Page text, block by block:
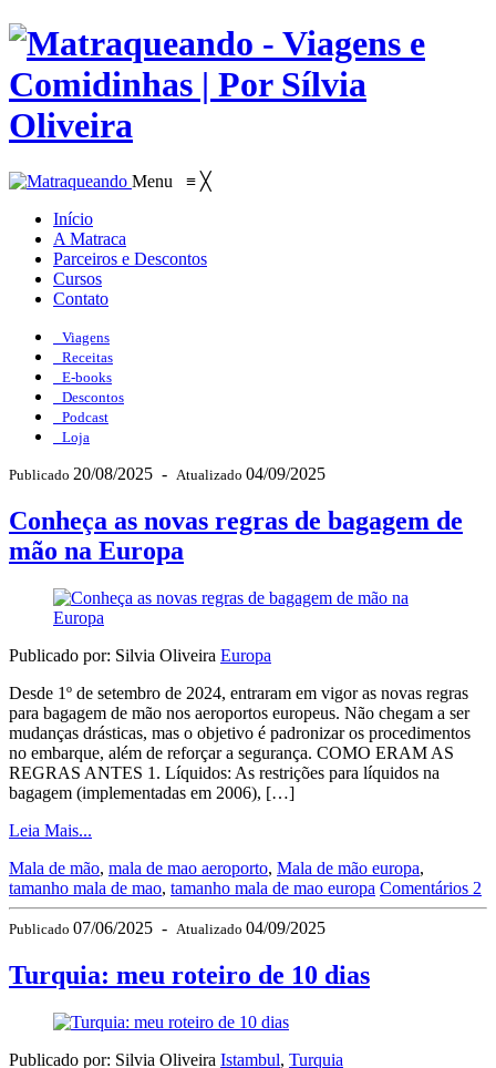
Menu ≡ ╳
Início
A Matraca
Parceiros e Descontos
Cursos
Contato
Viagens
Receitas
E-books
Descontos
Podcast
Loja
Publicado 20/08/2025 - Atualizado 04/09/2025
Conheça as novas regras de bagagem de
mão na Europa
Publicado por: Silvia Oliveira Europa
Desde 1º de setembro de 2024, entraram em vigor as novas regras
para bagagem de mão nos aeroportos europeus. Não chegam a ser
mudanças drásticas, mas o objetivo é padronizar os procedimentos
no embarque, além de reforçar a segurança. COMO ERAM AS
REGRAS ANTES 1. Líquidos: As restrições para líquidos na
bagagem (implementadas em 2006), […]
Leia Mais...
Mala de mão, mala de mao aeroporto, Mala de mão europa,
tamanho mala de mao, tamanho mala de mao europa Comentários 2
Publicado 07/06/2025 - Atualizado 04/09/2025
Turquia: meu roteiro de 10 dias
Publicado por: Silvia Oliveira Istambul, Turquia